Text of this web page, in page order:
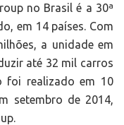
no Brasil é a 30ª
em 14 países. Com
a unidade em
até 32 mil carros
foi realizado em 10
setembro de 2014,